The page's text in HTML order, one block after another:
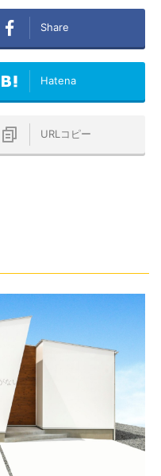
Share
Hatena
URLコピー